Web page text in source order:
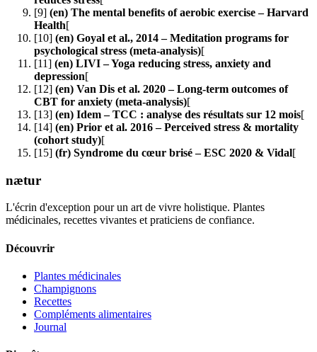
[9] (en) The mental benefits of aerobic exercise – Harvard
Health[
[10] (en) Goyal et al., 2014 – Meditation programs for
psychological stress (meta-analysis)[
[11] (en) LIVI – Yoga reducing stress, anxiety and
depression[
[12] (en) Van Dis et al. 2020 – Long-term outcomes of
CBT for anxiety (meta-analysis)[
[13] (en) Idem – TCC : analyse des résultats sur 12 mois[
[14] (en) Prior et al. 2016 – Perceived stress & mortality
(cohort study)[
[15] (fr) Syndrome du cœur brisé – ESC 2020 & Vidal[
nætur
L'écrin d'exception pour un art de vivre holistique. Plantes
médicinales, recettes vivantes et praticiens de confiance.
Découvrir
Plantes médicinales
Champignons
Recettes
Compléments alimentaires
Journal